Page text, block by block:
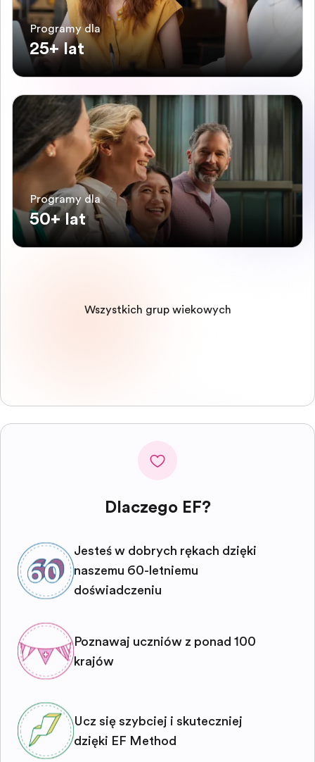
Programy dla
25+ lat
Programy dla
50+ lat
Wszystkich grup wiekowych
Dlaczego EF?
Jesteś w dobrych rękach dzięki
naszemu 60-letniemu
doświadczeniu
Poznawaj uczniów z ponad 100
krajów
Ucz się szybciej i skuteczniej
dzięki EF Method